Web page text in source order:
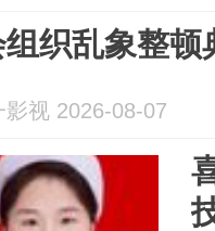
织乱象整顿
影视 2026-08-07